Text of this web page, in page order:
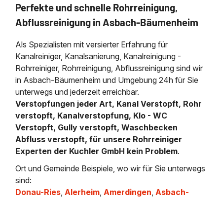
Perfekte und schnelle Rohrreinigung,
Abflussreinigung in Asbach-Bäumenheim
Als Spezialisten mit versierter Erfahrung für
Kanalreiniger, Kanalsanierung, Kanalreinigung -
Rohrreiniger, Rohrreinigung, Abflussreinigung sind wir
in Asbach-Bäumenheim und Umgebung 24h für Sie
unterwegs und jederzeit erreichbar.
Verstopfungen jeder Art, Kanal Verstopft, Rohr
verstopft, Kanalverstopfung, Klo - WC
Verstopft, Gully verstopft, Waschbecken
Abfluss verstopft, für unsere Rohrreiniger
Experten der Kuchler GmbH kein Problem.
Ort und Gemeinde Beispiele, wo wir für Sie unterwegs
sind:
Donau-Ries,Alerheim,Amerdingen,Asbach-